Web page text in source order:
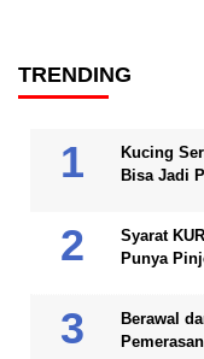
TRENDING
Kucing
Bisa Jadi
Syarat
Punya
Berawal